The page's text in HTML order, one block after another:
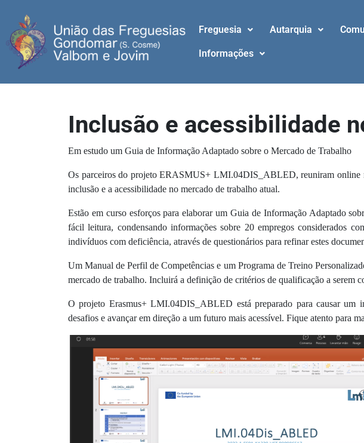
Freguesia Autarquia
Informações
Inclusão e acessibilidade
Em estudo um Guia de Informação Adaptado sobre o Mercado de Trabalho
Os parceiros do projeto ERASMUS+ LMI.04DIS_ABLED, reuniram online
inclusão e a acessibilidade no mercado de trabalho atual.
Estão em curso esforços para elaborar um Guia de Informação Adaptado
fácil leitura, condensando informações sobre 20 empregos considerados
indivíduos com deficiência, através de questionários para refinar estes
Um Manual de Perfil de Competências e um Programa de Treino
mercado de trabalho. Incluirá a definição de critérios de qualificação a serem
O projeto Erasmus+ LMI.04DIS_ABLED está preparado para causar um
desafios e avançar em direção a um futuro mais acessível. Fique atento para